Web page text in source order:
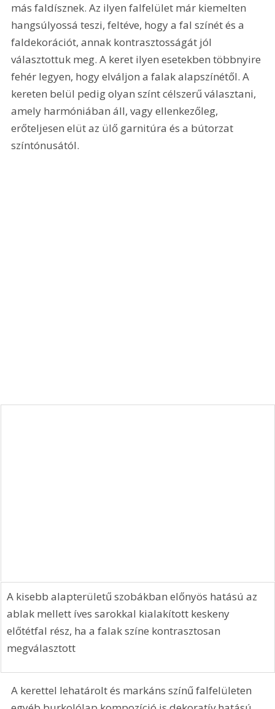
más faldísznek. Az ilyen falfelület már kiemelten
hangsúlyossá teszi, feltéve, hogy a fal színét és a
faldekorációt, annak kontrasztosságát jól
választottuk meg. A keret ilyen esetekben többnyire
fehér legyen, hogy elváljon a falak alapszínétől. A
kereten belül pedig olyan színt célszerű választani,
amely harmóniában áll, vagy ellenkezőleg,
erőteljesen elüt az ülő garnitúra és a bútorzat
színtónusától.
A kisebb alapterületű szobákban előnyös hatású az
ablak mellett íves sarokkal kialakított keskeny
előtétfal rész, ha a falak színe kontrasztosan
megválasztott
A kerettel lehatárolt és markáns színű falfelületen